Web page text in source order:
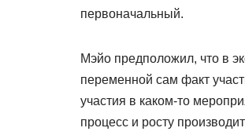
первоначальный.
Мэйо предположил, что в
переменной сам факт
участия в каком-то
процесс и росту